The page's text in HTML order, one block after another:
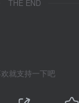
THE END
就支持一下吧